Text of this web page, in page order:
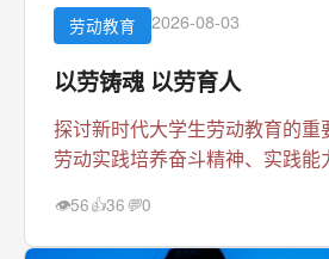
劳动教育 2026-08-03
以劳铸魂 以劳育人
探讨新时代大学生劳动教育的重
劳动实践培养奋斗精神、实践能
👁56👍36 💬0